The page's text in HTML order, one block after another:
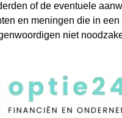
of de eventuele
en meningen die in
niet